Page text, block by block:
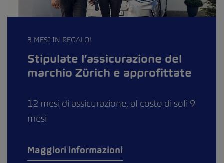
3 MESI IN REGALO!
Stipulate l’assicurazione del
marchio Zürich e approfittate
12 mesi di assicurazione, al costo di soli 9
mesi
Maggiori informazioni